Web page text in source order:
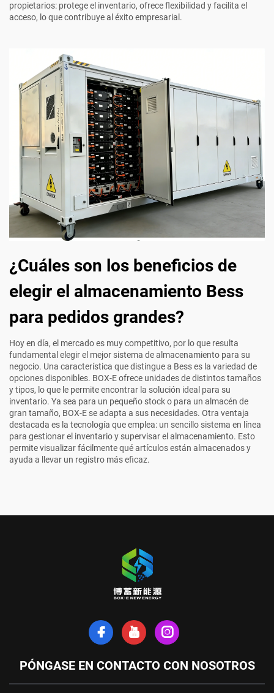
propietarios: protege el inventario, ofrece flexibilidad y facilita el
acceso, lo que contribuye al éxito empresarial.
¿Cuáles son los beneficios de
elegir el almacenamiento Bess
para pedidos grandes?
Hoy en día, el mercado es muy competitivo, por lo que resulta
fundamental elegir el mejor sistema de almacenamiento para su
negocio. Una característica que distingue a Bess es la variedad de
opciones disponibles. BOX-E ofrece unidades de distintos tamaños
y tipos, lo que le permite encontrar la solución ideal para su
inventario. Ya sea para un pequeño stock o para un almacén de
gran tamaño, BOX-E se adapta a sus necesidades. Otra ventaja
destacada es la tecnología que emplea: un sencillo sistema en línea
para gestionar el inventario y supervisar el almacenamiento. Esto
permite visualizar fácilmente qué artículos están almacenados y
ayuda a llevar un registro más eficaz.
PÓNGASE EN CONTACTO CON NOSOTROS